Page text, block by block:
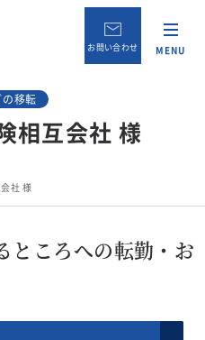
お問い合わせ MENU
移転
相互会社 様
社 様
ところへの転勤・お